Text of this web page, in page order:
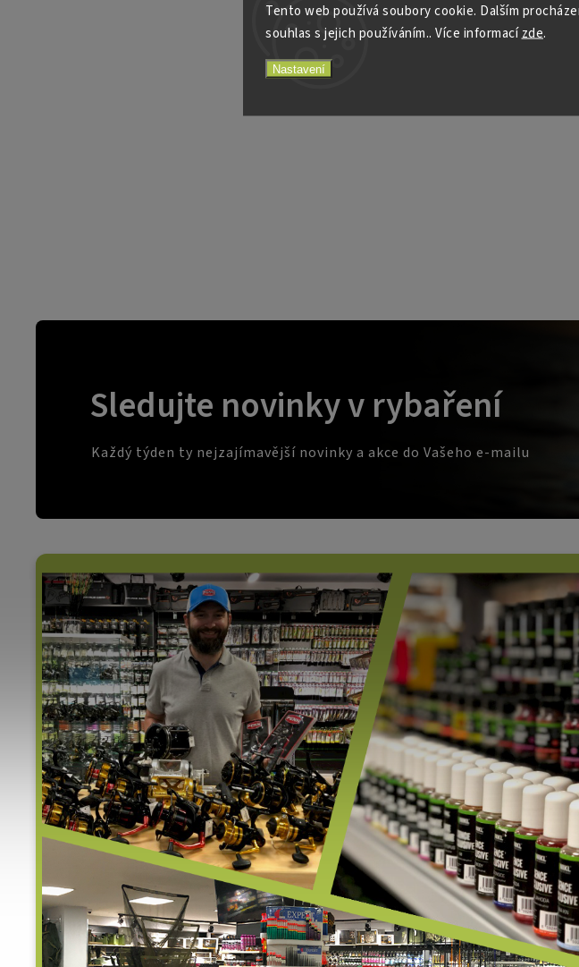
Tento web používá soubory cookie. Dalším
souhlas s jejich používáním.. Více informacízde.
Nastavení
Sledujte novinky v rybaření
Každý týden ty nejzajímavější novinky a akce do Vašeho e-mailu